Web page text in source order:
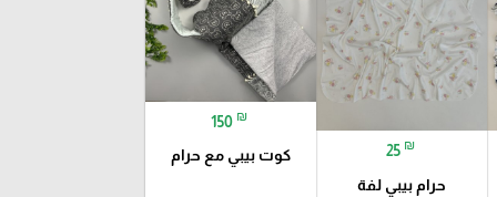
25 ₪
حرام بيبي لفة
150 ₪
كوت بيبي مع حرام